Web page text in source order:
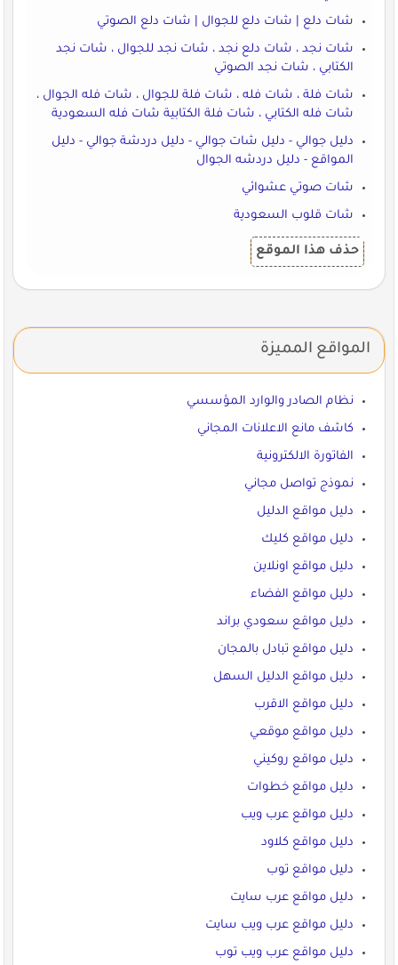
شات دلع | شات دلع للجوال | شات دلع الصوتي
شات نجد ، شات دلع نجد ، شات نجد للجوال ، شات نجد
الكتابي ، شات نجد الصوتي
شات فلة ، شات فله ، شات فلة للجوال ، شات فله الجوال ،
شات فله الكتابي ، شات فلة الكتابية شات فله السعودية
دليل جوالي - دليل شات جوالي - دليل دردشة جوالي - دليل
المواقع - دليل دردشه الجوال
شات صوتي عشوائي
شات قلوب السعودية
حذف هذا الموقع
المواقع المميزة
نظام الصادر والوارد المؤسسي
كاشف مانع الاعلانات المجاني
الفاتورة الالكترونية
نموذج تواصل مجاني
دليل مواقع الدليل
دليل مواقع كليك
دليل مواقع اونلاين
دليل مواقع الفضاء
دليل مواقع سعودي براند
دليل مواقع تبادل بالمجان
دليل مواقع الدليل السهل
دليل مواقع الاقرب
دليل مواقع موقعي
دليل مواقع روكيني
دليل مواقع خطوات
دليل مواقع عرب ويب
دليل مواقع كلاود
دليل مواقع توب
دليل مواقع عرب سايت
دليل مواقع عرب ويب سايت
دليل مواقع عرب ويب توب